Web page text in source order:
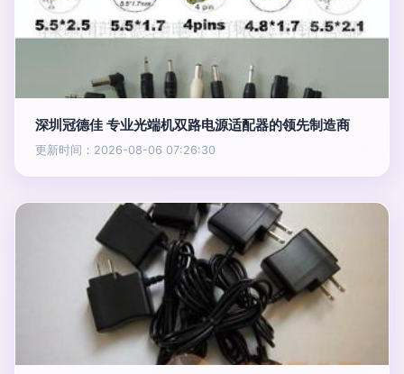
深圳冠德佳 专业光端机双路电源适配器的领先制造商
更新时间：2026-08-06 07:26:30